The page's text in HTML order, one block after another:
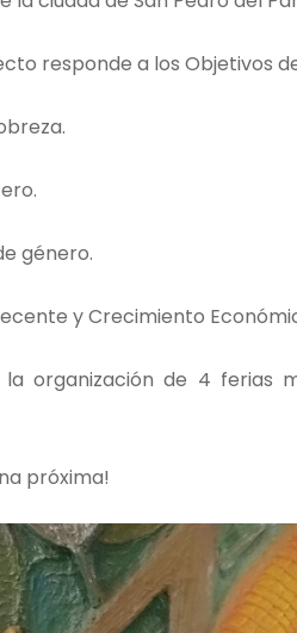
responde a los Objetivos
género.
y Crecimiento
organización de 4 ferias
próxima!